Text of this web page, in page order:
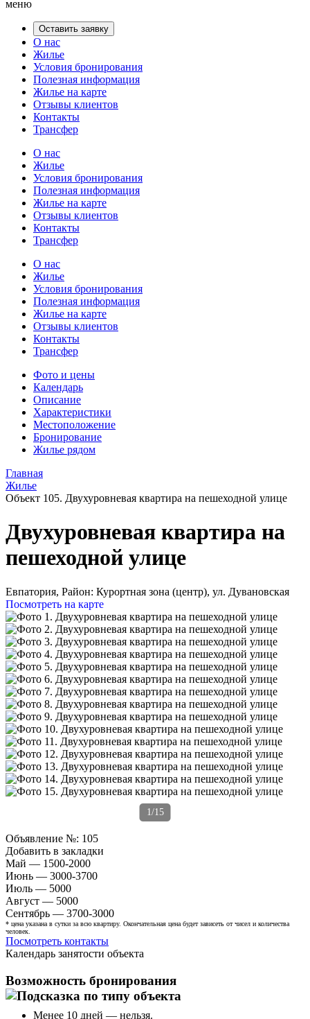
меню
Оставить заявку
О нас
Жилье
Условия бронирования
Полезная информация
Жилье на карте
Отзывы клиентов
Контакты
Трансфер
О нас
Жилье
Условия бронирования
Полезная информация
Жилье на карте
Отзывы клиентов
Контакты
Трансфер
О нас
Жилье
Условия бронирования
Полезная информация
Жилье на карте
Отзывы клиентов
Контакты
Трансфер
Фото и цены
Календарь
Описание
Характеристики
Местоположение
Бронирование
Жилье рядом
Главная
Жилье
Объект 105. Двухуровневая квартира на пешеходной улице
Двухуровневая квартира на
пешеходной улице
Евпатория, Район: Курортная зона (центр), ул. Дувановская
Посмотреть на карте
1/15
Объявление №: 105
Добавить в закладки
Май — 1500-2000
Июнь — 3000-3700
Июль — 5000
Август — 5000
Сентябрь — 3700-3000
* цена указана в сутки за всю квартиру. Окончательная цена будет зависеть от чисел и количества
человек.
Посмотреть контакты
Календарь занятости объекта
Возможность бронирования
Менее 10 дней — нельзя.